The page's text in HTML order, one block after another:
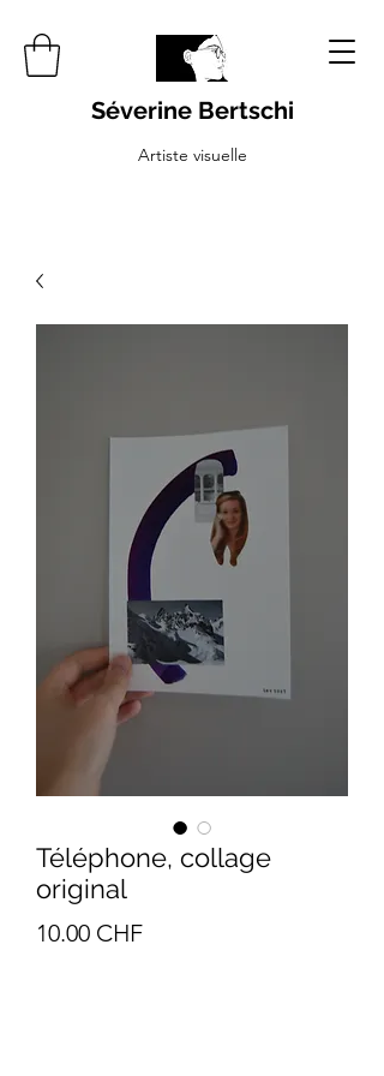
Séverine Bertschi
Artiste visuelle
Téléphone, collage
original
10.00 CHFPrix